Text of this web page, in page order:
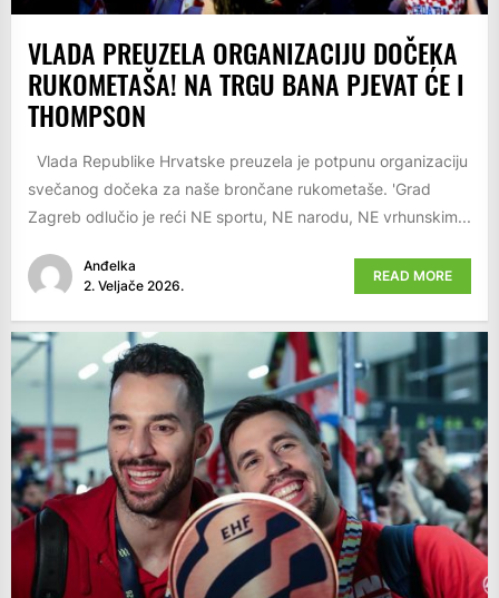
VLADA PREUZELA ORGANIZACIJU DOČEKA
RUKOMETAŠA! NA TRGU BANA PJEVAT ĆE I
THOMPSON
Vlada Republike Hrvatske preuzela je potpunu organizaciju
svečanog dočeka za naše brončane rukometaše. 'Grad
Zagreb odlučio je reći NE sportu, NE narodu, NE vrhunskim...
Anđelka
2. Veljače 2026.
READ MORE